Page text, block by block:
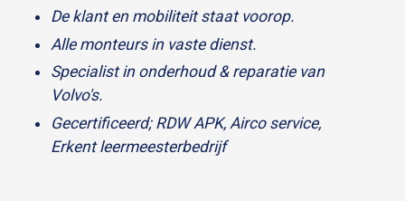
De klant en mobiliteit staat voorop.
Alle monteurs in vaste dienst.
Specialist in onderhoud & reparatie van
Volvo's.
Gecertificeerd; RDW APK, Airco service,
Erkent leermeesterbedrijf